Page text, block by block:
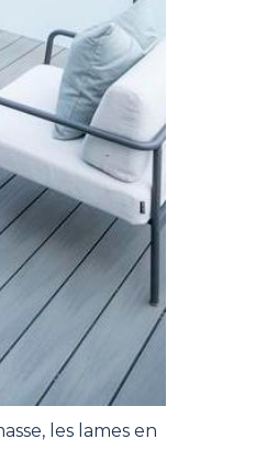
les lames en